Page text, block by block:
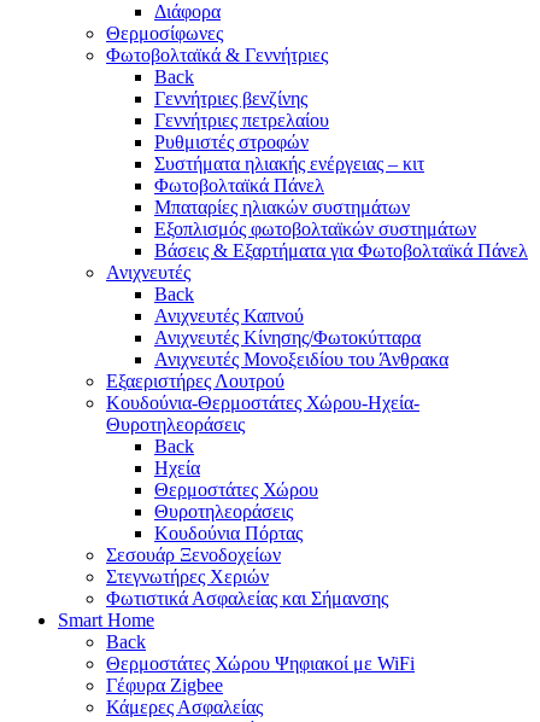
Διάφορα
Θερμοσίφωνες
Φωτοβολταϊκά & Γεννήτριες
Back
Γεννήτριες βενζίνης
Γεννήτριες πετρελαίου
Ρυθμιστές στροφών
Συστήματα ηλιακής ενέργειας – κιτ
Φωτοβολταϊκά Πάνελ
Μπαταρίες ηλιακών συστημάτων
Εξοπλισμός φωτοβολταϊκών συστημάτων
Βάσεις & Εξαρτήματα για Φωτοβολταϊκά Πάνελ
Ανιχνευτές
Back
Ανιχνευτές Καπνού
Ανιχνευτές Κίνησης/Φωτοκύτταρα
Ανιχνευτές Μονοξειδίου του Άνθρακα
Εξαεριστήρες Λουτρού
Κουδούνια-Θερμοστάτες Χώρου-Ηχεία-
Θυροτηλεοράσεις
Back
Ηχεία
Θερμοστάτες Χώρου
Θυροτηλεοράσεις
Κουδούνια Πόρτας
Σεσουάρ Ξενοδοχείων
Στεγνωτήρες Χεριών
Φωτιστικά Ασφαλείας και Σήμανσης
Smart Home
Back
Θερμοστάτες Χώρου Ψηφιακοί με WiFi
Γέφυρα Zigbee
Κάμερες Ασφαλείας